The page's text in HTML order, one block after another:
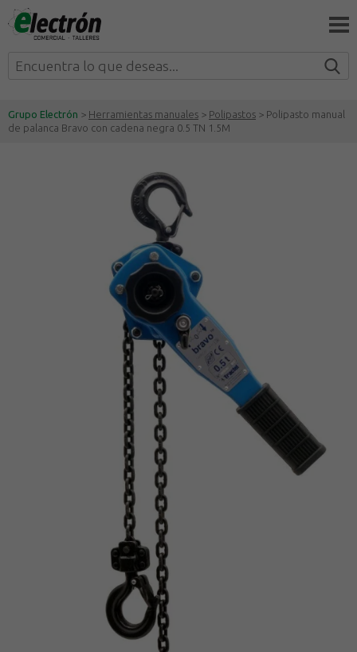
Grupo Electrón > Herramientas manuales > Polipastos > Polipasto manual
de palanca Bravo con cadena negra 0.5 TN 1.5M